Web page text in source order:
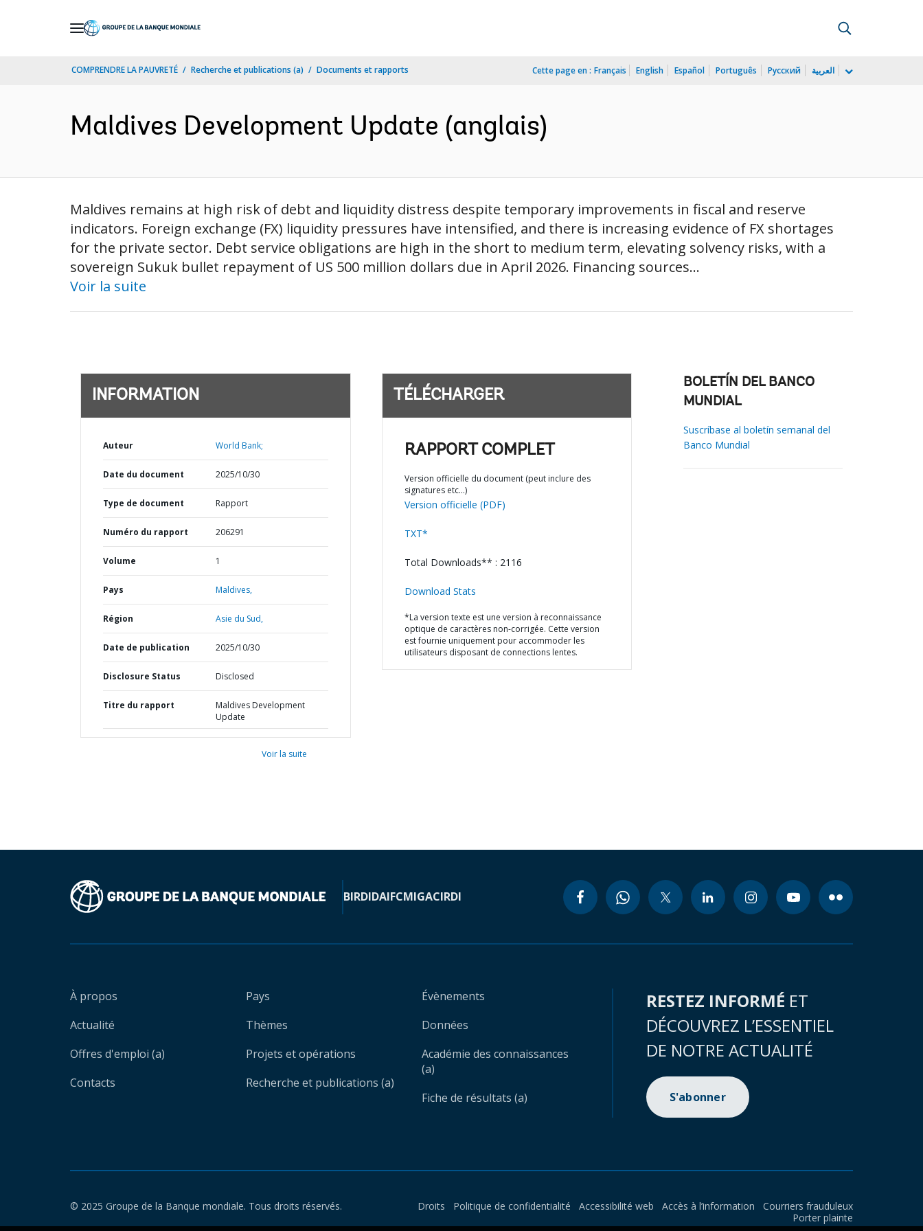
COMPRENDRE LA PAUVRETÉ Recherche et publications (a) Documents et rapports Cette page en : Français English Español Português Русский العربية
Maldives Development Update (anglais)
Maldives remains at high risk of debt and liquidity distress despite temporary improvements in fiscal and reserve
indicators. Foreign exchange (FX) liquidity pressures have intensified, and there is increasing evidence of FX shortages
for the private sector. Debt service obligations are high in the short to medium term, elevating solvency risks, with a
sovereign Sukuk bullet repayment of US 500 million dollars due in April 2026. Financing sources...
Voir la suite
INFORMATION
Auteur World Bank;
Date du document 2025/10/30
Type de document Rapport
Numéro du rapport 206291
Volume 1
Pays Maldives,
Région Asie du Sud,
Date de publication 2025/10/30
Disclosure Status Disclosed
Titre du rapport
Maldives Development
Update
Voir la suite
TÉLÉCHARGER
RAPPORT COMPLET
Version officielle du document (peut inclure des
signatures etc…)
Version officielle (PDF)
TXT*
Total Downloads** : 2116
Download Stats
*La version texte est une version à reconnaissance
optique de caractères non-corrigée. Cette version
est fournie uniquement pour accommoder les
utilisateurs disposant de connections lentes.
BOLETÍN DEL BANCO
MUNDIAL
Suscríbase al boletín semanal del
Banco Mundial
BIRDIDAIFCMIGACIRDI
À propos
Actualité
Offres d'emploi (a)
Contacts
Pays
Thèmes
Projets et opérations
Recherche et publications (a)
Évènements
Données
Académie des connaissances
(a)
Fiche de résultats (a)
RESTEZ INFORMÉ ET
DÉCOUVREZ L’ESSENTIEL
DE NOTRE ACTUALITÉ
S'abonner
© 2025 Groupe de la Banque mondiale. Tous droits réservés. Droits Politique de confidentialité Accessibilité web Accès à l’information
Courriers frauduleux
Porter plainte